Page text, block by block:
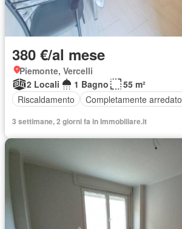
380 €/al mese
Piemonte, Vercelli
2 Locali
1 Bagno
55 m²
Riscaldamento
Completamente arredato
3 settimane, 2 giorni fa in Immobiliare.it